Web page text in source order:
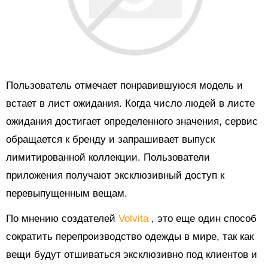
Пользователь отмечает понравившуюся модель и
встает в лист ожидания. Когда число людей в листе
ожидания достигает определенного значения, сервис
обращается к бренду и запрашивает выпуск
лимитированной коллекции. Пользователи
приложения получают эксклюзивный доступ к
перевыпущенным вещам.
По мнению создателей Volvita , это еще один способ
сократить перепроизводство одежды в мире, так как
вещи будут отшиваться эксклюзивно под клиентов и